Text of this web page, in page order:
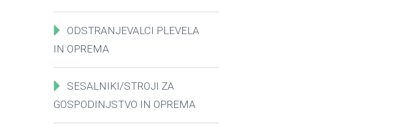
ODSTRANJEVALCI PLEVELA
IN OPREMA
SESALNIKI/STROJI ZA
GOSPODINJSTVO IN OPREMA